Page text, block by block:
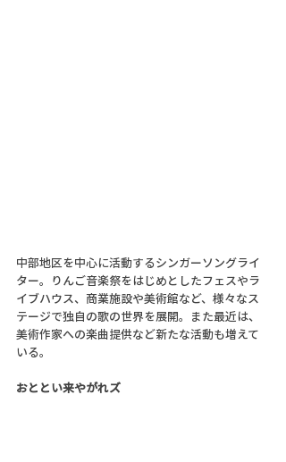
中部地区を中心に活動するシンガーソングライ
ター。りんご音楽祭をはじめとしたフェスやラ
イブハウス、商業施設や美術館など、様々なス
テージで独自の歌の世界を展開。また最近は、
美術作家への楽曲提供など新たな活動も増えて
いる。
おととい来やがれズ